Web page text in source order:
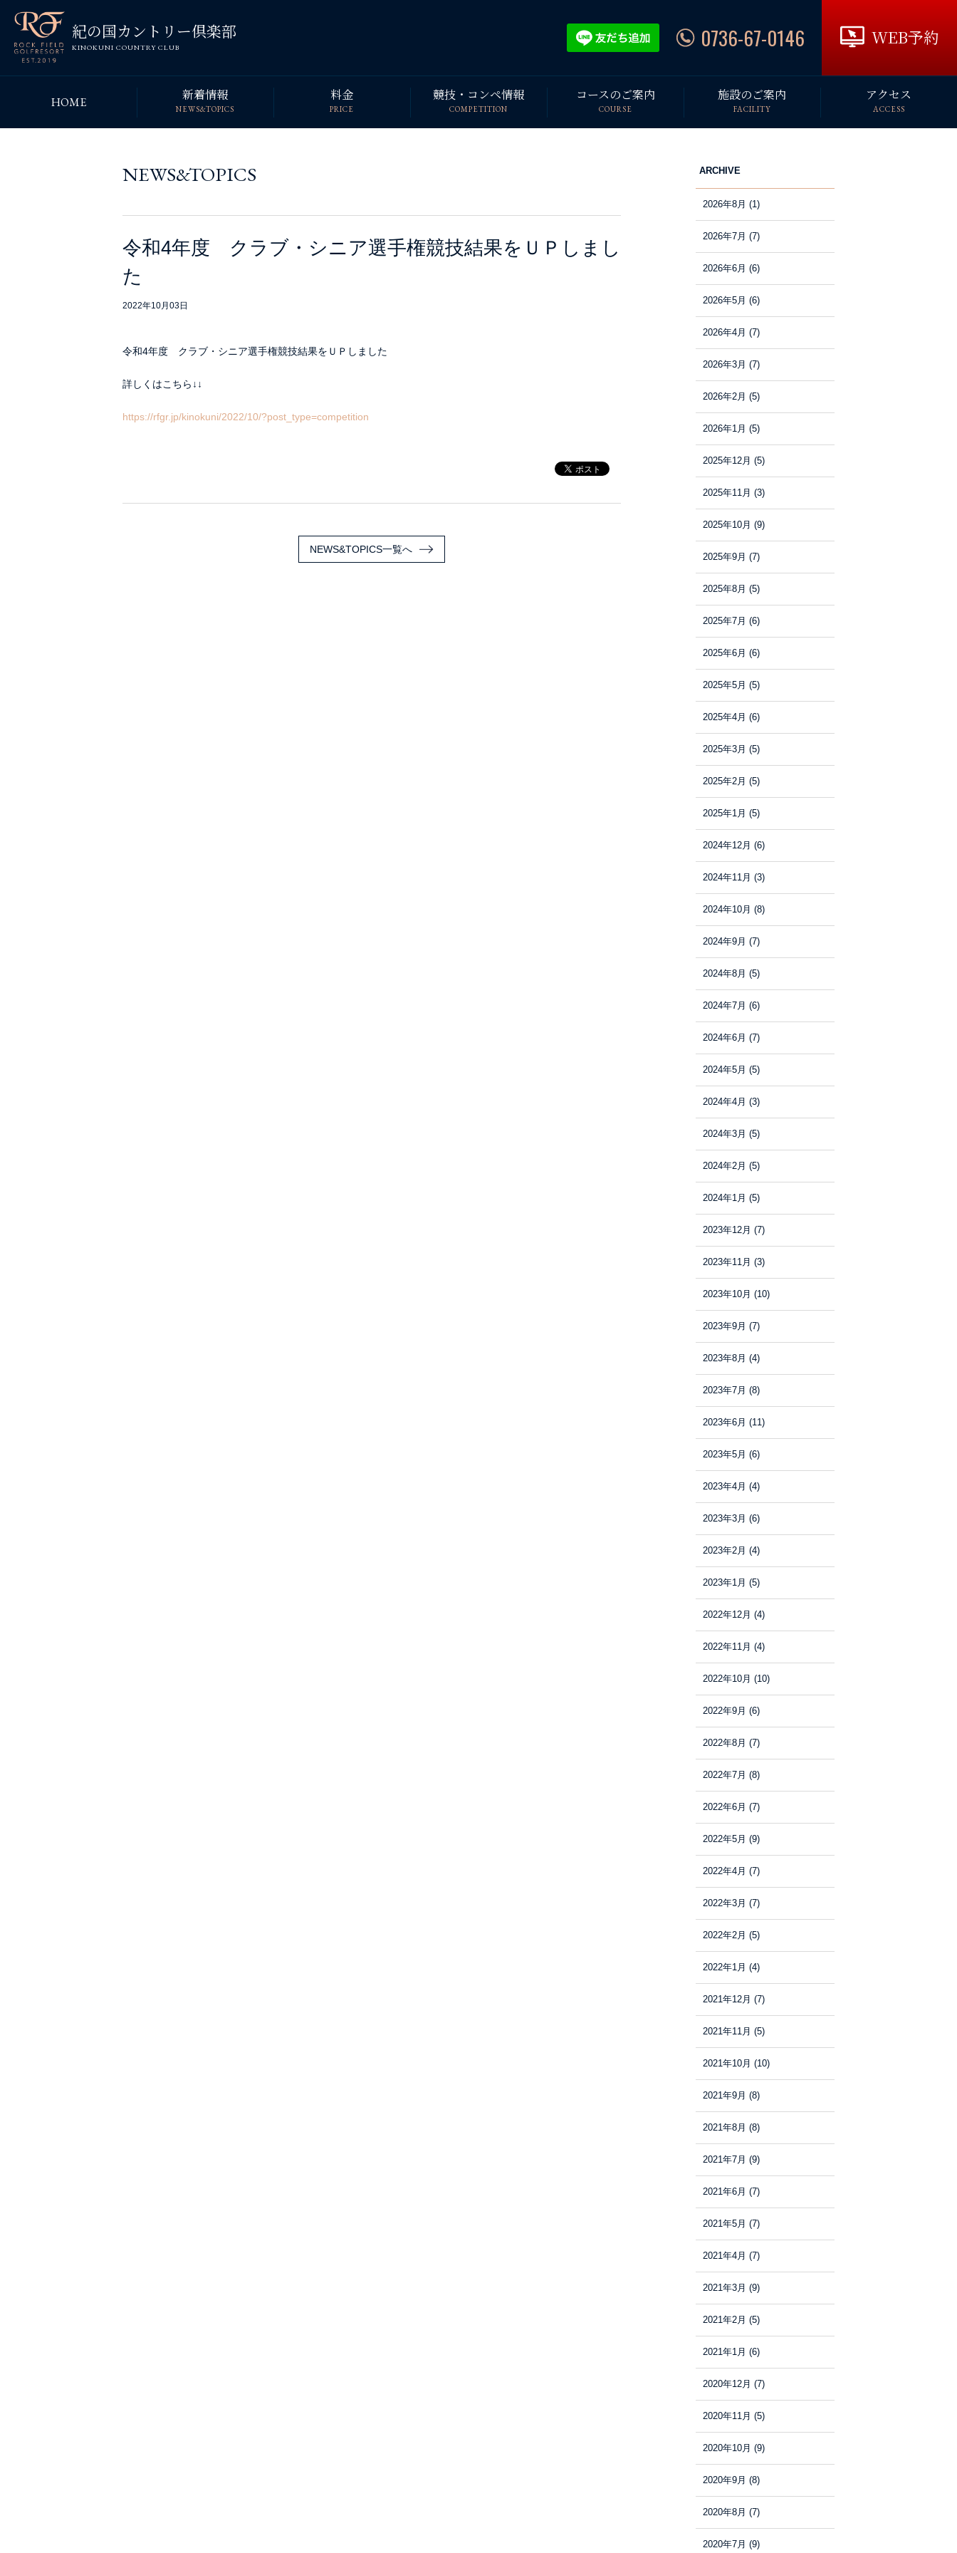
紀の国カントリー倶楽部
KINOKUNI COUNTRY CLUB 0736-67-0146 WEB予約
HOME 新着情報
NEWS&TOPICS
料金
PRICE
競技・コンペ情報
COMPETITION
コースのご案内
COURSE
施設のご案内
FACILITY
アクセス
ACCESS
NEWS&TOPICS
令和4年度 クラブ・シニア選手権競技結果をＵＰしまし
た
2022年10月03日
令和4年度 クラブ・シニア選手権競技結果をＵＰしました
詳しくはこちら↓↓
https://rfgr.jp/kinokuni/2022/10/?post_type=competition
NEWS&TOPICS一覧へ
ARCHIVE
2026年8月 (1)
2026年7月 (7)
2026年6月 (6)
2026年5月 (6)
2026年4月 (7)
2026年3月 (7)
2026年2月 (5)
2026年1月 (5)
2025年12月 (5)
2025年11月 (3)
2025年10月 (9)
2025年9月 (7)
2025年8月 (5)
2025年7月 (6)
2025年6月 (6)
2025年5月 (5)
2025年4月 (6)
2025年3月 (5)
2025年2月 (5)
2025年1月 (5)
2024年12月 (6)
2024年11月 (3)
2024年10月 (8)
2024年9月 (7)
2024年8月 (5)
2024年7月 (6)
2024年6月 (7)
2024年5月 (5)
2024年4月 (3)
2024年3月 (5)
2024年2月 (5)
2024年1月 (5)
2023年12月 (7)
2023年11月 (3)
2023年10月 (10)
2023年9月 (7)
2023年8月 (4)
2023年7月 (8)
2023年6月 (11)
2023年5月 (6)
2023年4月 (4)
2023年3月 (6)
2023年2月 (4)
2023年1月 (5)
2022年12月 (4)
2022年11月 (4)
2022年10月 (10)
2022年9月 (6)
2022年8月 (7)
2022年7月 (8)
2022年6月 (7)
2022年5月 (9)
2022年4月 (7)
2022年3月 (7)
2022年2月 (5)
2022年1月 (4)
2021年12月 (7)
2021年11月 (5)
2021年10月 (10)
2021年9月 (8)
2021年8月 (8)
2021年7月 (9)
2021年6月 (7)
2021年5月 (7)
2021年4月 (7)
2021年3月 (9)
2021年2月 (5)
2021年1月 (6)
2020年12月 (7)
2020年11月 (5)
2020年10月 (9)
2020年9月 (8)
2020年8月 (7)
2020年7月 (9)